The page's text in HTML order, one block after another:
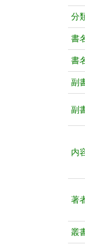
分
書
書
副
副
内
著
叢